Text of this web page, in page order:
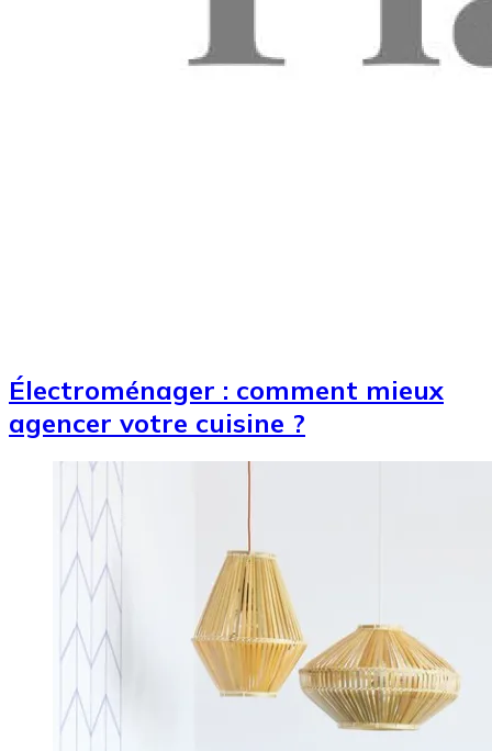
Électroménager : comment mieux
agencer votre cuisine ?
Image